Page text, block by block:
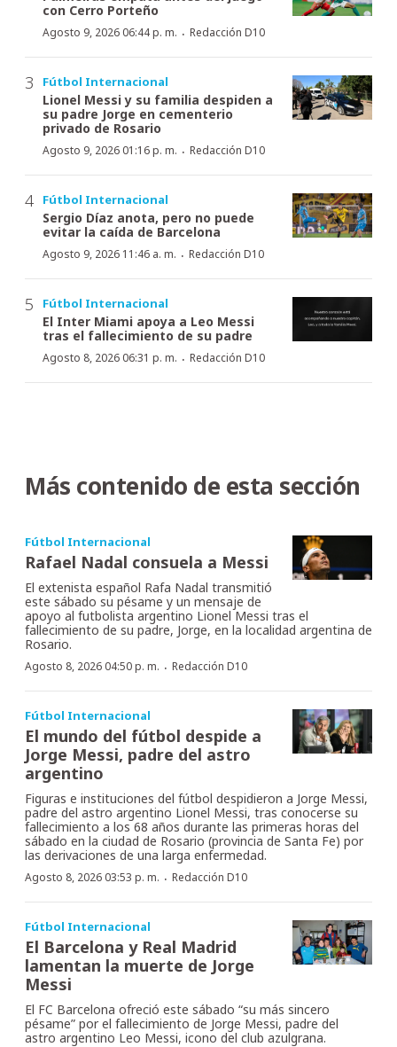
con Cerro Porteño
Agosto 9, 2026 06:44 p. m. · Redacción D10
Fútbol Internacional
Lionel Messi y su familia despiden a
su padre Jorge en cementerio
privado de Rosario
Agosto 9, 2026 01:16 p. m. · Redacción D10
Fútbol Internacional
Sergio Díaz anota, pero no puede
evitar la caída de Barcelona
Agosto 9, 2026 11:46 a. m. · Redacción D10
Fútbol Internacional
El Inter Miami apoya a Leo Messi
tras el fallecimiento de su padre
Agosto 8, 2026 06:31 p. m. · Redacción D10
Más contenido de esta sección
Fútbol Internacional
Rafael Nadal consuela a Messi
El extenista español Rafa Nadal transmitió
este sábado su pésame y un mensaje de
apoyo al futbolista argentino Lionel Messi tras el
fallecimiento de su padre, Jorge, en la localidad argentina de
Rosario.
Agosto 8, 2026 04:50 p. m. · Redacción D10
Fútbol Internacional
El mundo del fútbol despide a
Jorge Messi, padre del astro
argentino
Figuras e instituciones del fútbol despidieron a Jorge Messi,
padre del astro argentino Lionel Messi, tras conocerse su
fallecimiento a los 68 años durante las primeras horas del
sábado en la ciudad de Rosario (provincia de Santa Fe) por
las derivaciones de una larga enfermedad.
Agosto 8, 2026 03:53 p. m. · Redacción D10
Fútbol Internacional
El Barcelona y Real Madrid
lamentan la muerte de Jorge
Messi
El FC Barcelona ofreció este sábado “su más sincero
pésame” por el fallecimiento de Jorge Messi, padre del
astro argentino Leo Messi, icono del club azulgrana.